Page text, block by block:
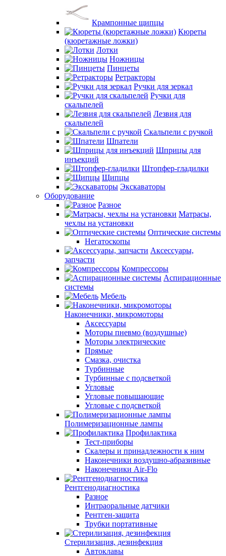
Крампонные щипцы
Кюреты
(кюретажные ложки)
Лотки
Ножницы
Пинцеты
Ретракторы
Ручки для зеркал
Ручки для
скальпелей
Лезвия для
скальпелей
Скальпели с ручкой
Шпатели
Шприцы для
инъекций
Штопфер-гладилки
Щипцы
Экскаваторы
Оборудование
Разное
Матрасы,
чехлы на установки
Оптические системы
Негатоскопы
Аксессуары,
запчасти
Компрессоры
Аспирационные
системы
Мебель
Наконечники, микромоторы
Аксессуары
Моторы пневмо (воздушные)
Моторы электрические
Прямые
Смазка, очистка
Турбинные
Турбинные с подсветкой
Угловые
Угловые повышающие
Угловые с подсветкой
Полимеризационные лампы
Профилактика
Тест-приборы
Скалеры и принадлежности к ним
Наконечники воздушно-абразивные
Наконечники Air-Flo
Рентгенодиагностика
Разное
Интраоральные датчики
Рентген-защита
Трубки портативные
Стерилизация, дезинфекция
Автоклавы